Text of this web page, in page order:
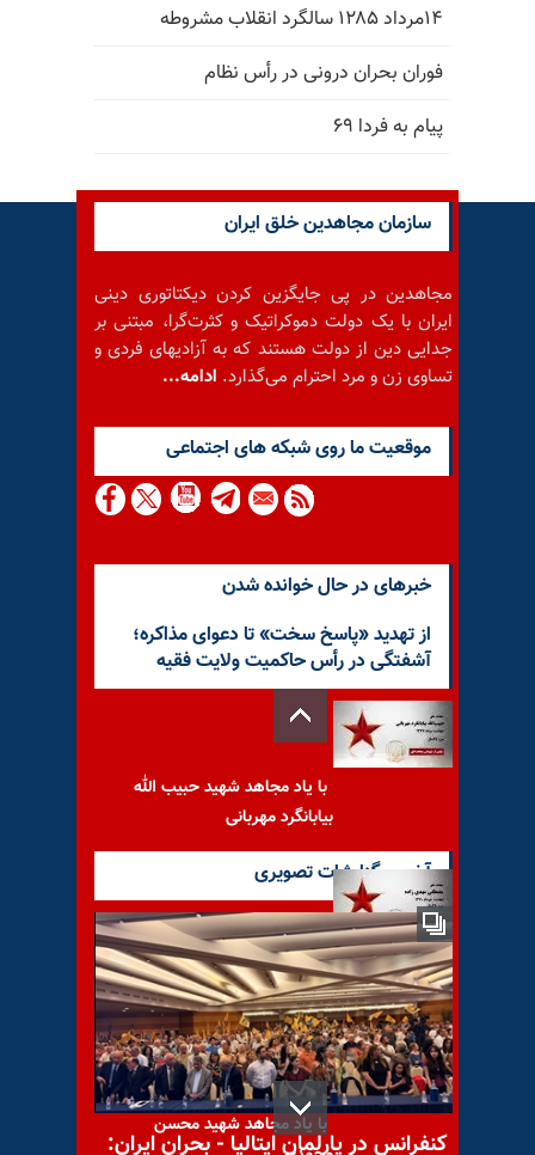
۱۴مرداد ۱۲۸۵ سالگرد انقلاب مشروطه
فوران بحران درونی در رأس نظام
پیام به فردا ۶۹
سازمان مجاهدین خلق ایران
مجاهدین در پی جایگزین کردن دیکتاتوری دینی
ایران با یک دولت دموکراتیک و کثرت‌گرا، مبتنی بر
جدایی دین از دولت هستند که به آزادیهای فردی و
تساوی زن و مرد احترام می‌گذارد. ادامه...
موقعيت ما روى شبكه هاى اجتماعى
خبرهای در حال خوانده شدن
از تهدید «پاسخ سخت» تا دعوای مذاکره؛
آشفتگی در رأس حاکمیت ولایت فقیه
با یاد مجاهد شهید حبیب الله
بیابانگرد مهربانی
با یاد مجاهد شهید مصطفی
مهدی زاده
با یاد مجاهد شهید محسن
آخرین گزارشات تصویری
کنفرانس در پارلمان ایتالیا - بحران ایران: